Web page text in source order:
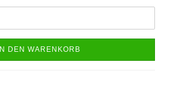
IN DEN WARENKORB